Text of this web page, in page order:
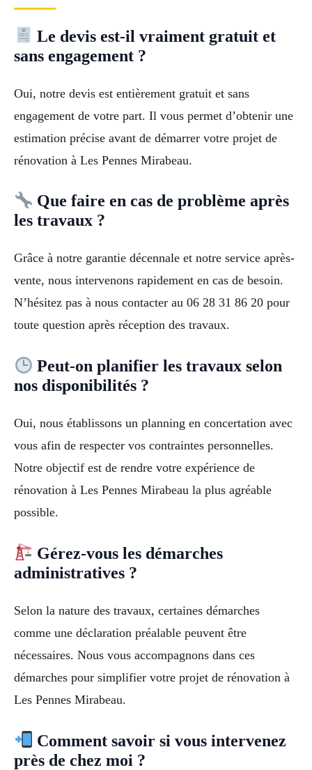
Le devis est-il vraiment gratuit et
sans engagement ?
Oui, notre devis est entièrement gratuit et sans
engagement de votre part. Il vous permet d’obtenir une
estimation précise avant de démarrer votre projet de
rénovation à Les Pennes Mirabeau.
Que faire en cas de problème après
les travaux ?
Grâce à notre garantie décennale et notre service après-
vente, nous intervenons rapidement en cas de besoin.
N’hésitez pas à nous contacter au 06 28 31 86 20 pour
toute question après réception des travaux.
Peut-on planifier les travaux selon
nos disponibilités ?
Oui, nous établissons un planning en concertation avec
vous afin de respecter vos contraintes personnelles.
Notre objectif est de rendre votre expérience de
rénovation à Les Pennes Mirabeau la plus agréable
possible.
Gérez-vous les démarches
administratives ?
Selon la nature des travaux, certaines démarches
comme une déclaration préalable peuvent être
nécessaires. Nous vous accompagnons dans ces
démarches pour simplifier votre projet de rénovation à
Les Pennes Mirabeau.
Comment savoir si vous intervenez
près de chez moi ?